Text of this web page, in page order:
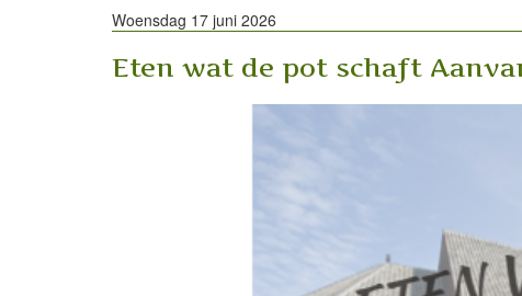
Woensdag 17 juni 2026
Eten wat de pot schaft